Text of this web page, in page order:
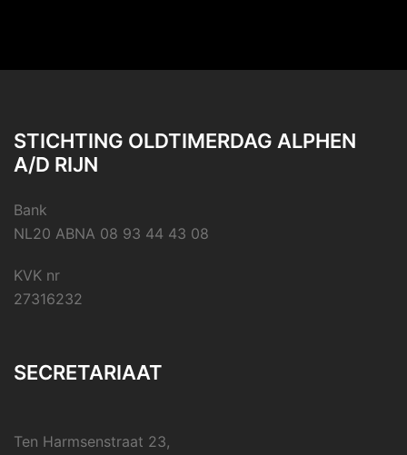
STICHTING OLDTIMERDAG ALPHEN
A/D RIJN
Bank
NL20 ABNA 08 93 44 43 08
KVK nr
27316232
SECRETARIAAT
Ten Harmsenstraat 23,